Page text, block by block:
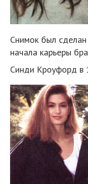
Снимок был
начала карьеры
Синди Кроуфорд в